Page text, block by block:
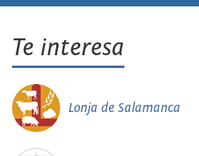
Te interesa
Lonja de Salamanca